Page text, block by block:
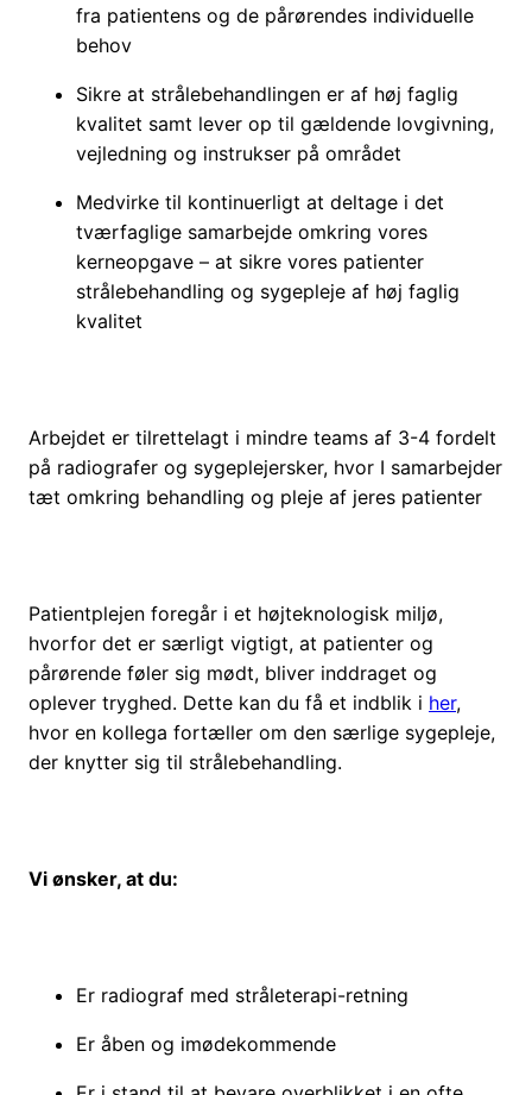
fra patientens og de pårørendes individuelle
behov
Sikre at strålebehandlingen er af høj faglig
kvalitet samt lever op til gældende lovgivning,
vejledning og instrukser på området
Medvirke til kontinuerligt at deltage i det
tværfaglige samarbejde omkring vores
kerneopgave – at sikre vores patienter
strålebehandling og sygepleje af høj faglig
kvalitet
Arbejdet er tilrettelagt i mindre teams af 3-4 fordelt
på radiografer og sygeplejersker, hvor I samarbejder
tæt omkring behandling og pleje af jeres patienter
Patientplejen foregår i et højteknologisk miljø,
hvorfor det er særligt vigtigt, at patienter og
pårørende føler sig mødt, bliver inddraget og
oplever tryghed. Dette kan du få et indblik i her,
hvor en kollega fortæller om den særlige sygepleje,
der knytter sig til strålebehandling.
Vi ønsker, at du:
Er radiograf med stråleterapi-retning
Er åben og imødekommende